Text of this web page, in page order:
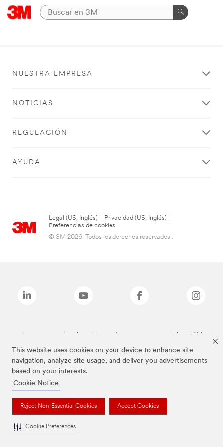
This website uses cookies on your device to enhance site
navigation, analyze site usage, and deliver you advertisements
based on your interests.
Cookie Notice
Reject Non-Essential Cookies Accept Cookies
Cookie Preferences
NUESTRA EMPRESA
NOTICIAS
REGULACIÓN
AYUDA
Legal (US, Inglés) Privacidad (US, Inglés)
Preferencias de cookies
© 3M 2026. Todos los derechos reservados..
Las marcas mencionadas anteriormente son marcas comerciales de 3M.